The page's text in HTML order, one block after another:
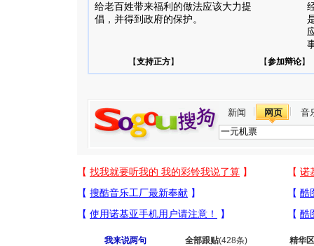
给老百姓带来福利的做法应该大力提
倡，并得到政府的保护。
【支持正方】 【参加辩论】
新闻 网页 音
我来说两句 全部跟贴(428条) 精华区